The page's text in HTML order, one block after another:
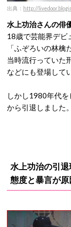
出典： http://
水上功治さんの俳
18歳で芸能界デビ
「ふぞろいの林
当時流行っていた
などにも登場して
しかし1980年代
から引退しました。
水上功治の引
態度と暴言が原